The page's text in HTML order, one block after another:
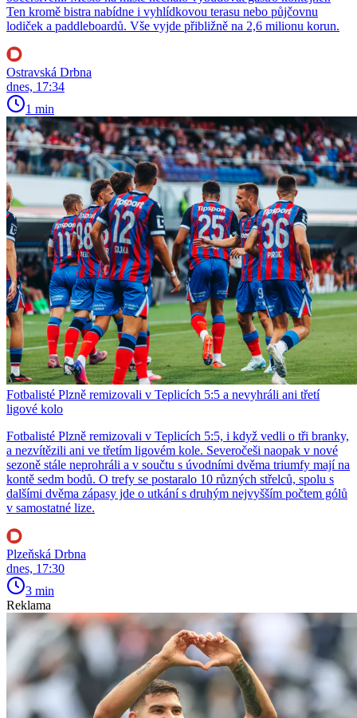
Ten kromě bistra nabídne i vyhlídkovou terasu nebo půjčovnu
lodiček a paddleboardů. Vše vyjde přibližně na 2,6 milionu korun.
Ostravská Drbna
dnes, 17:34
1 min
Fotbalisté Plzně remizovali v Teplicích 5:5 a nevyhráli ani třetí
ligové kolo
Fotbalisté Plzně remizovali v Teplicích 5:5, i když vedli o tři branky,
a nezvítězili ani ve třetím ligovém kole. Severočeši naopak v nové
sezoně stále neprohráli a v součtu s úvodními dvěma triumfy mají na
kontě sedm bodů. O trefy se postaralo 10 různých střelců, spolu s
dalšími dvěma zápasy jde o utkání s druhým nejvyšším počtem gólů
v samostatné lize.
Plzeňská Drbna
dnes, 17:30
3 min
Reklama